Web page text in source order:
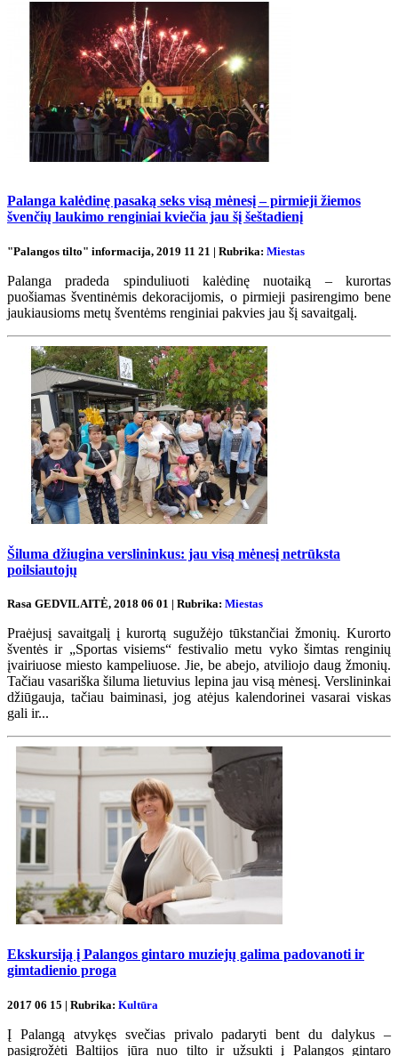
Palanga kalėdinę pasaką seks visą mėnesį – pirmieji žiemos
švenčių laukimo renginiai kviečia jau šį šeštadienį
"Palangos tilto" informacija, 2019 11 21 | Rubrika: Miestas
Palanga pradeda spinduliuoti kalėdinę nuotaiką – kurortas
puošiamas šventinėmis dekoracijomis, o pirmieji pasirengimo bene
jaukiausioms metų šventėms renginiai pakvies jau šį savaitgalį.
Šiluma džiugina verslininkus: jau visą mėnesį netrūksta
poilsiautojų
Rasa GEDVILAITĖ, 2018 06 01 | Rubrika: Miestas
Praėjusį savaitgalį į kurortą sugužėjo tūkstančiai žmonių. Kurorto
šventės ir „Sportas visiems“ festivalio metu vyko šimtas renginių
įvairiuose miesto kampeliuose. Jie, be abejo, atviliojo daug žmonių.
Tačiau vasariška šiluma lietuvius lepina jau visą mėnesį. Verslininkai
džiūgauja, tačiau baiminasi, jog atėjus kalendorinei vasarai viskas
gali ir...
Ekskursiją į Palangos gintaro muziejų galima padovanoti ir
gimtadienio proga
2017 06 15 | Rubrika: Kultūra
Į Palangą atvykęs svečias privalo padaryti bent du dalykus –
pasigrožėti Baltijos jūra nuo tilto ir užsukti į Palangos gintaro